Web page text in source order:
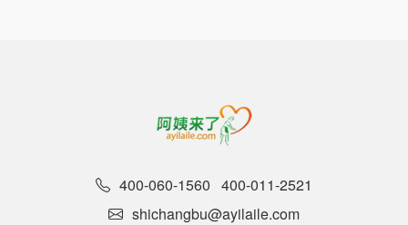
400-060-1560 400-011-2521
shichangbu@ayilaile.com